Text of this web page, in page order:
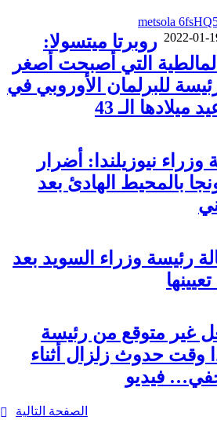
2022-01- روبرتا ميتسولا:
المالطية التي أصبحت أصغر
للبرلمان الأوروبي في
ميلادها الـ 43
وزراء نيوزيلندا: أضرار
بالمحيط الهادئ بعد
رئيسة وزراء السويد بعد
غير متوقع من رئيسة
وقت حدوث زلزال أثناء
فيديو
الصفحة التالية